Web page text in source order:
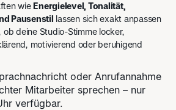
wieEnergielevel, Tonalität,
Pausenstil lassen sich exakt anpassen
ob deine Studio-Stimme locker,
motivierend oder beruhigend
oder Anrufannahme
Mitarbeiter sprechen – nur
verfügbar.